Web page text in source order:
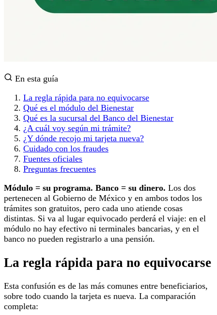
En esta guía
La regla rápida para no equivocarse
Qué es el módulo del Bienestar
Qué es la sucursal del Banco del Bienestar
¿A cuál voy según mi trámite?
¿Y dónde recojo mi tarjeta nueva?
Cuidado con los fraudes
Fuentes oficiales
Preguntas frecuentes
Módulo = su programa. Banco = su dinero. Los dos
pertenecen al Gobierno de México y en ambos todos los
trámites son gratuitos, pero cada uno atiende cosas
distintas. Si va al lugar equivocado perderá el viaje: en el
módulo no hay efectivo ni terminales bancarias, y en el
banco no pueden registrarlo a una pensión.
La regla rápida para no equivocarse
Esta confusión es de las más comunes entre beneficiarios,
sobre todo cuando la tarjeta es nueva. La comparación
completa: